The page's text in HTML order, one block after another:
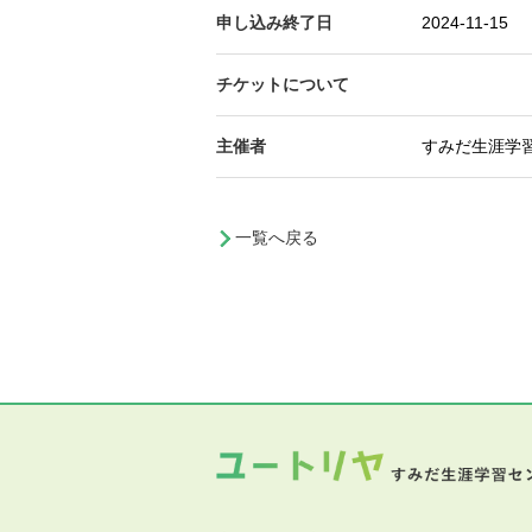
申し込み終了日 2024-11-15
チケットについて
主催者 すみだ生涯学
一覧へ戻る